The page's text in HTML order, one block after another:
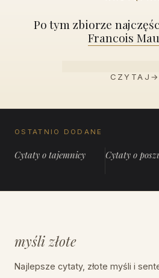
Po tym zbiorze
Francois
CZYTAJ →
OSTATNIO DODANE
Cytaty o tajemnicy Cytaty o
myśli złote
Najlepsze cytaty, złote myśli i